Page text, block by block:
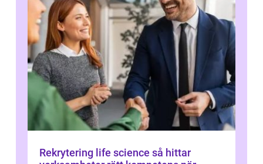
Rekrytering life science så hittar